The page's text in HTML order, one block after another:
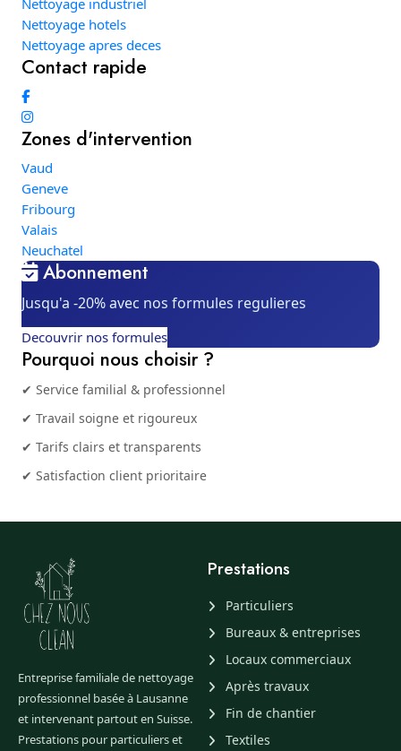
Nettoyage industriel
Nettoyage hotels
Nettoyage apres deces
Contact rapide
Zones d'intervention
Vaud
Geneve
Fribourg
Valais
Neuchatel
Abonnement
Jusqu'a -20% avec nos formules regulieres
Decouvrir nos formules
Pourquoi nous choisir ?
✔ Service familial & professionnel
✔ Travail soigne et rigoureux
✔ Tarifs clairs et transparents
✔ Satisfaction client prioritaire
Entreprise familiale de nettoyage
professionnel basée à Lausanne
et intervenant partout en Suisse.
Prestations pour particuliers et
Prestations
Particuliers
Bureaux & entreprises
Locaux commerciaux
Après travaux
Fin de chantier
Textiles